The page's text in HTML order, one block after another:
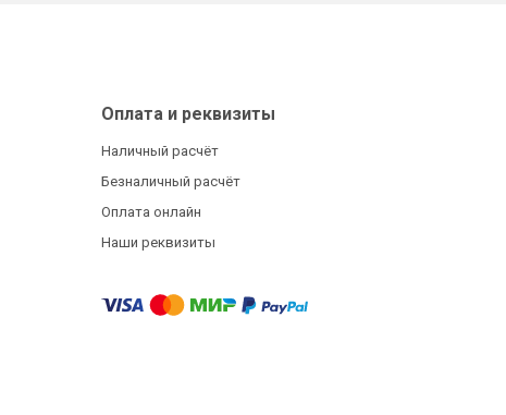
Оплата и реквизиты
Наличный расчёт
Безналичный расчёт
Оплата онлайн
Наши реквизиты